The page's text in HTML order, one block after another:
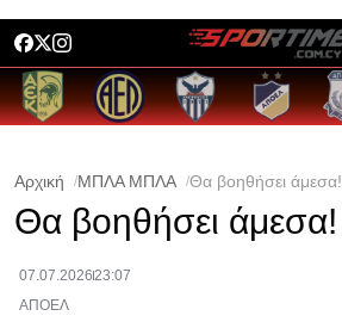
Αρχική ΜΠΛΑ ΜΠΛΑ Θα βοηθήσει άμεσα!
Θα βοηθήσει άμεσα!
07.07.202623:07
ΑΠΟΕΛ